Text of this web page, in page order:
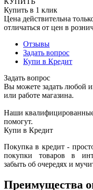
Купить в 1 клик
Цена действительна
отличаться от цен в
Отзывы
Задать вопрос
Купи в Кредит
Задать вопрос
Вы можете задать любой
или работе магазина.
Наши квалифицированные
помогут.
Купи в Кредит
Покупка в кредит -
покупки товаров в
забыть об очередях и
Преимущества